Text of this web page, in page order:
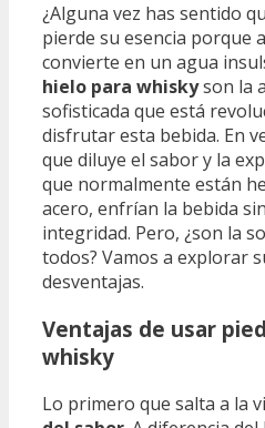
¿Alguna vez has sentido
pierde su esencia porque
convierte en un agua
hielo para whiskyson la
sofisticada que está
disfrutar esta bebida. En
que diluye el sabor y la
que normalmente están
acero, enfrían la bebida
integridad. Pero, ¿son la
todos? Vamos a explorar
desventajas.
Ventajas de usar
whisky
Lo primero que salta a la